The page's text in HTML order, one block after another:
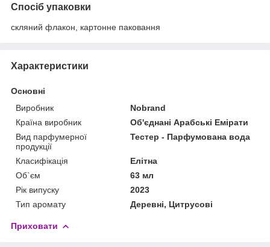
Спосіб упаковки
скляний флакон, картонне паковання
Характеристики
Основні
Виробник
Nobrand
Країна виробник
Об'єднані Арабські Емірати
Вид парфумерної
продукції
Тестер - Парфумована вода
Класифікація
Елітна
Об`єм
63 мл
Рік випуску
2023
Тип аромату
Деревні, Цитрусові
Приховати